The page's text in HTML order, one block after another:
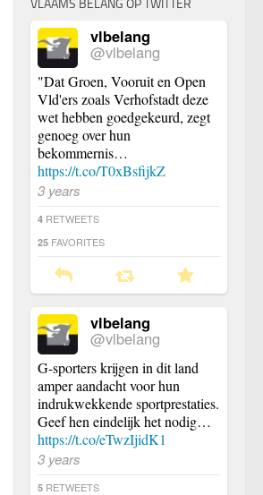
VLAAMS BELANG OP TWITTER
vlbelang
@vlbelang
"Dat Groen, Vooruit en Open
Vld'ers zoals Verhofstadt deze
wet hebben goedgekeurd, zegt
genoeg over hun
bekommernis…
https://t.co/T0xBsfijkZ
3 years
4 RETWEETS
25 FAVORITES
vlbelang
@vlbelang
G-sporters krijgen in dit land
amper aandacht voor hun
indrukwekkende sportprestaties.
Geef hen eindelijk het nodig…
https://t.co/eTwzIjidK1
3 years
5 RETWEETS